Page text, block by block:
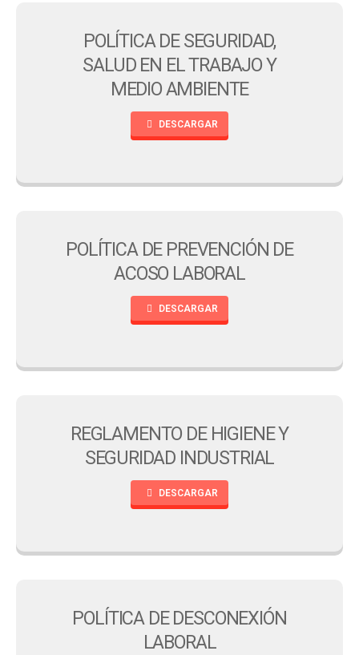
POLÍTICA DE SEGURIDAD,
SALUD EN EL TRABAJO Y
MEDIO AMBIENTE
DESCARGAR
POLÍTICA DE PREVENCIÓN DE
ACOSO LABORAL
DESCARGAR
REGLAMENTO DE HIGIENE Y
SEGURIDAD INDUSTRIAL
DESCARGAR
POLÍTICA DE DESCONEXIÓN
LABORAL